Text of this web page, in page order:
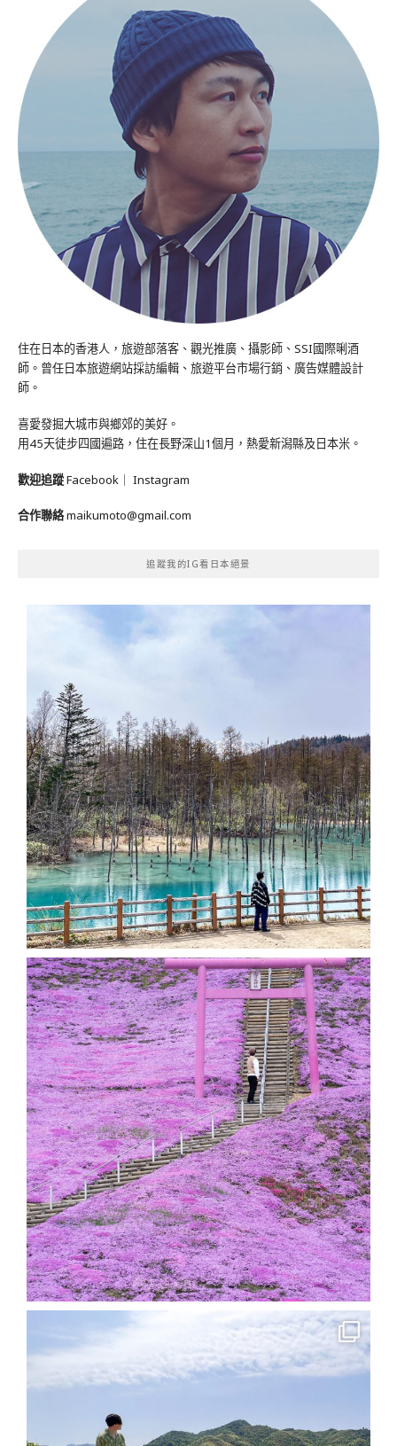
住在日本的香港人，旅遊部落客、觀光推廣、攝影師、SSI國際唎酒
師。曾任日本旅遊網站採訪編輯、旅遊平台市場行銷、廣告媒體設計
師。
喜愛發掘大城市與鄉郊的美好。
用45天徒步四國遍路，住在長野深山1個月，熱愛新潟縣及日本米。
歡迎追蹤Facebook ｜ Instagram
合作聯絡maikumoto@gmail.com
追蹤我的IG看日本絕景